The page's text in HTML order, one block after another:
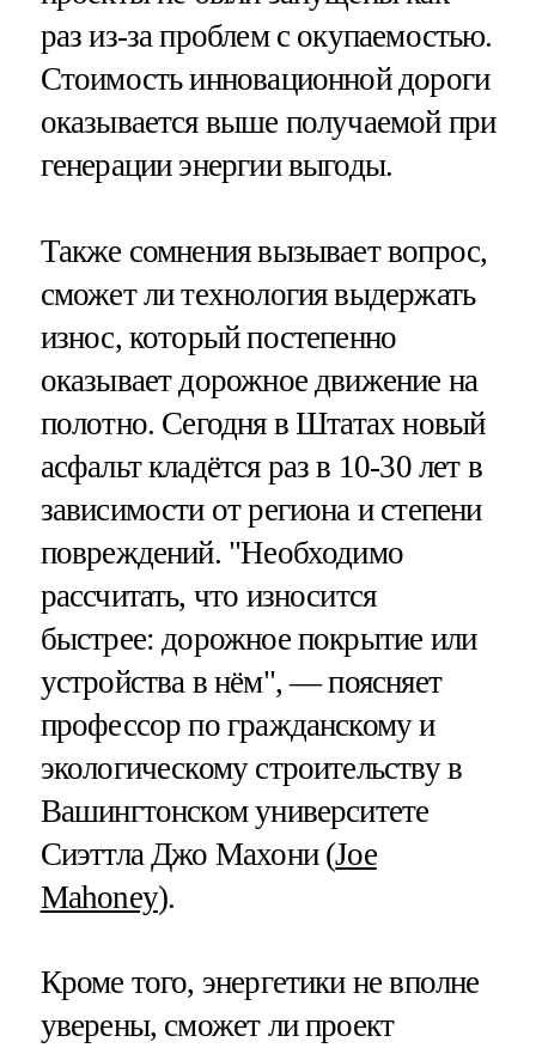
раз из-за проблем с окупаемостью.
Стоимость инновационной дороги
оказывается выше получаемой при
генерации энергии выгоды.
Также сомнения вызывает вопрос,
сможет ли технология выдержать
износ, который постепенно
оказывает дорожное движение на
полотно. Сегодня в Штатах новый
асфальт кладётся раз в 10-30 лет в
зависимости от региона и степени
повреждений. "Необходимо
рассчитать, что износится
быстрее: дорожное покрытие или
устройства в нём", — поясняет
профессор по гражданскому и
экологическому строительству в
Вашингтонском университете
Сиэттла Джо Махони (Joe
Mahoney).
Кроме того, энергетики не вполне
уверены, сможет ли проект